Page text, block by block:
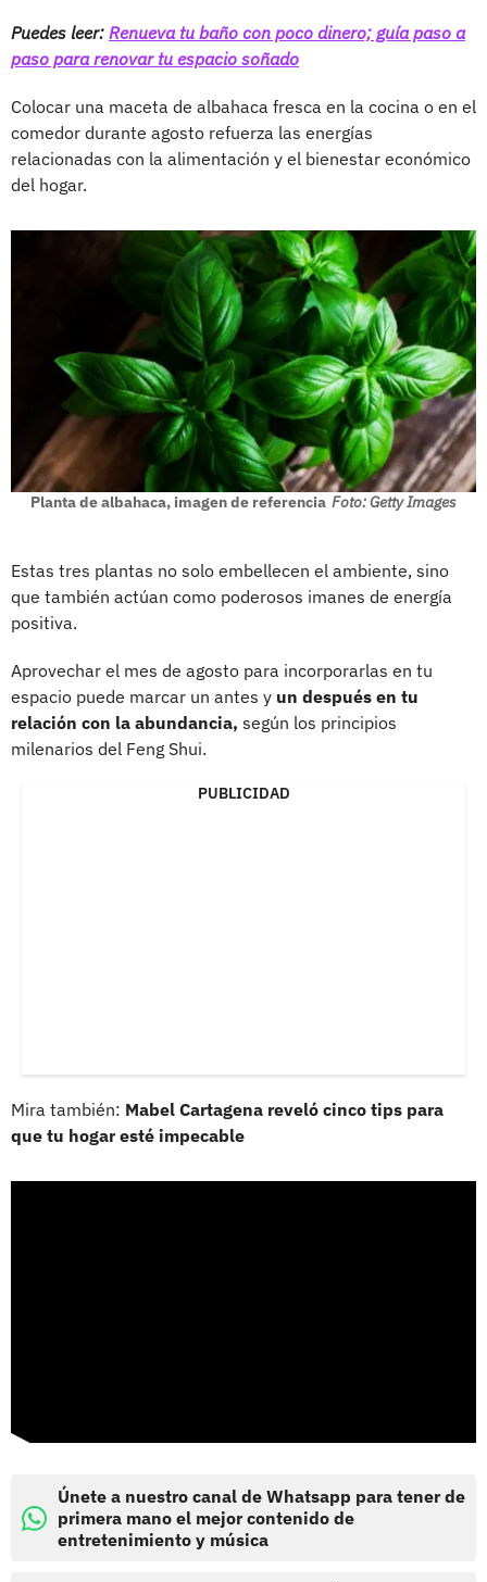
Puedes leer: Renueva tu baño con poco dinero; guía paso a
paso para renovar tu espacio soñado
Colocar una maceta de albahaca fresca en la cocina o en el
comedor durante agosto refuerza las energías
relacionadas con la alimentación y el bienestar económico
del hogar.
Planta de albahaca, imagen de referencia Foto: Getty Images
Estas tres plantas no solo embellecen el ambiente, sino
que también actúan como poderosos imanes de energía
positiva.
Aprovechar el mes de agosto para incorporarlas en tu
espacio puede marcar un antes y un después en tu
relación con la abundancia, según los principios
milenarios del Feng Shui.
PUBLICIDAD
Mira también: Mabel Cartagena reveló cinco tips para
que tu hogar esté impecable
Únete a nuestro canal de Whatsapp para tener de
primera mano el mejor contenido de
entretenimiento y música